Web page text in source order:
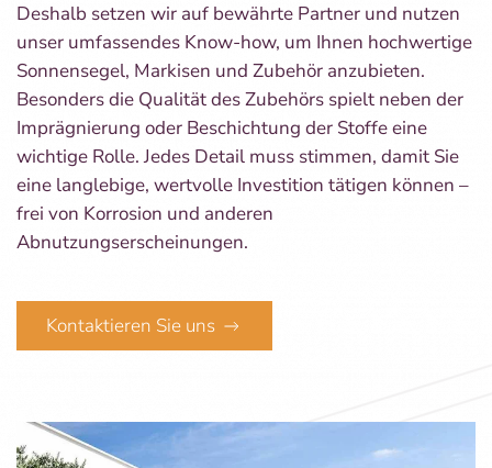
Deshalb setzen wir auf bewährte Partner und nutzen
unser umfassendes Know-how, um Ihnen hochwertige
Sonnensegel, Markisen und Zubehör anzubieten.
Besonders die Qualität des Zubehörs spielt neben der
Imprägnierung oder Beschichtung der Stoffe eine
wichtige Rolle. Jedes Detail muss stimmen, damit Sie
eine langlebige, wertvolle Investition tätigen können –
frei von Korrosion und anderen
Abnutzungserscheinungen.
Kontaktieren Sie uns